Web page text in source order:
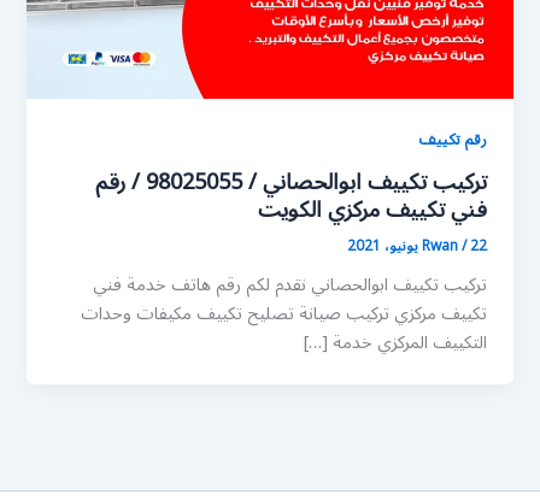
رقم تكييف
تركيب تكييف ابوالحصاني / 98025055 / رقم
فني تكييف مركزي الكويت
Rwan/22 يونيو، 2021
تركيب تكييف ابوالحصاني نقدم لكم رقم هاتف خدمة فني
تكييف مركزي تركيب صيانة تصليح تكييف مكيفات وحدات
التكييف المركزي خدمة […]